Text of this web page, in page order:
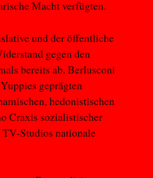
Macht verfügten.
und der öffentliche
gegen den
bereits ab. Berlusconi
geprägten
hedonistischen
Craxis sozialistischer
TV-Studios nationale